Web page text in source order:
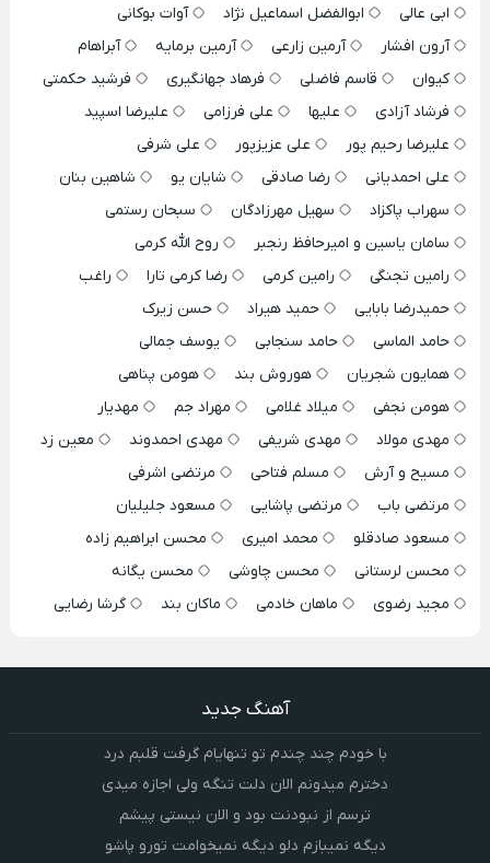
ابی عالی
ابوالفضل اسماعیل نژاد
آوات بوکانی
آرون افشار
آرمین زارعی آرمین برمایه
آبراهام
کیوان
قاسم فاضلی فرهاد جهانگیری
فرشید حکمتی
فرشاد آزادی
علیها علی فرزامی
علیرضا اسپید
علیرضا رحیم پور
علی عزیزپور
علی شرفی
علی احمدیانی
رضا صادقی شایان یو
شاهین بنان
سهراب پاکزاد
سهیل مهرزادگان
سبحان رستمی
سامان یاسین و امیرحافظ رنجبر
روح الله کرمی
رامین تجنگی
رامین کرمی رضا کرمی تارا
راغب
حمیدرضا بابایی
حمید هیراد
حسن زیرک
حامد الماسی
حامد سنجابی
یوسف جمالی
همایون شجریان
هوروش بند
هومن پناهی
هومن نجفی
میلاد غلامی مهراد جم
مهدیار
مهدی مولاد
مهدی شریفی مهدی احمدوند
معین زد
مسیح و آرش
مسلم فتاحی
مرتضی اشرفی
مرتضی باب
مرتضی پاشایی
مسعود جلیلیان
مسعود صادقلو
محمد امیری
محسن ابراهیم زاده
محسن لرستانی
محسن چاوشی
محسن یگانه
مجید رضوی
ماهان خادمی ماکان بند گرشا رضایی
آهنگ جدید
با خودم چند چندم تو تنهایام گرفت قلبم درد
دخترم میدونم الان دلت تنگه ولی اجازه میدی
ترسم از نبودنت بود و الان نیستی پیشم
دیگه نمیبازم دلو دیگه نمیخوامت تورو پاشو